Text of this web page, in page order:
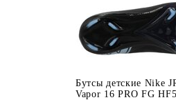
Бутсы детские Nike
Vapor 16 PRO FG